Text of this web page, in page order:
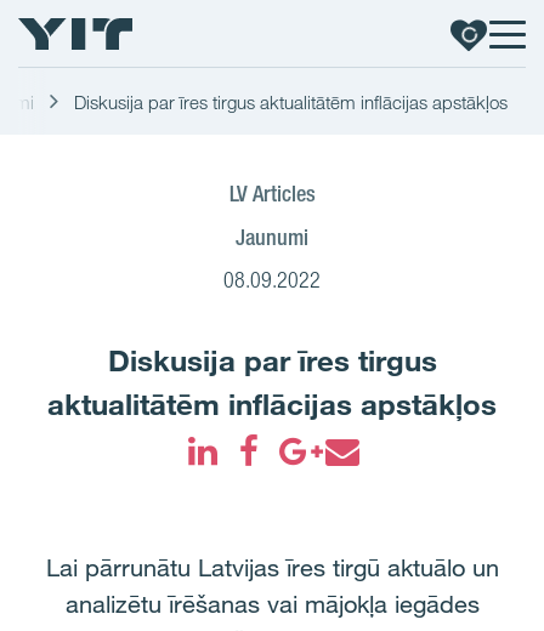
Diskusija par īres tirgus aktualitātēm inflācijas apstākļos
LV Articles
Jaunumi
08.09.2022
Diskusija par īres tirgus
aktualitātēm inflācijas apstākļos
Lai pārrunātu Latvijas īres tirgū aktuālo un
analizētu īrēšanas vai mājokļa iegādes